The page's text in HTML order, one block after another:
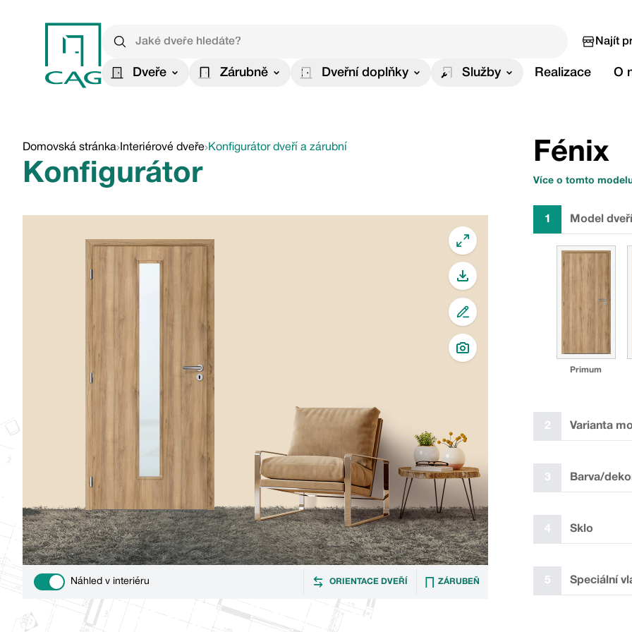
Najít
Dveře Zárubně Dveřní doplňky Služby Realizace O
Domovská stránka Interiérové dveře Konfigurátor dveří a zárubní
Konfigurátor
Use settingNáhled v interiéru ORIENTACE DVEŘÍ ZÁRUBEŇ
Fénix
Více o tomto
1 Model dveří
Primum
2 Varianta
I SZ
3 Barva/
4 Sklo
5 Speciální